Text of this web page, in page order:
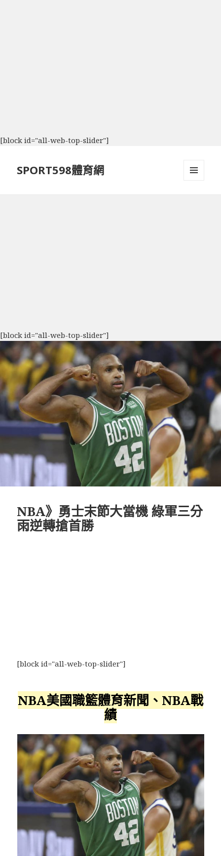
[block id="all-web-top-slider"]
SPORT598體育網
[block id="all-web-top-slider"]
NBA》勇士末節大當機 綠軍三分
雨逆轉搶首勝
[block id="all-web-top-slider"]
NBA美國職籃體育新聞、NBA戰
績